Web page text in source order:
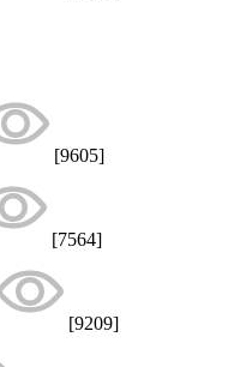
[9605]
[7564]
[9209]